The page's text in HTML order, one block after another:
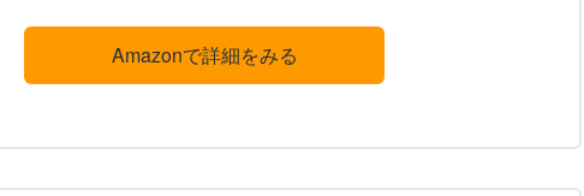
Amazonで詳細をみる